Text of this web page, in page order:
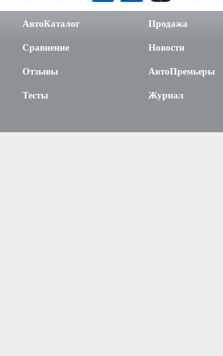
АвтоКаталог
Сравнение
Отзывы
Тесты
Продажа
Новости
АвтоПремьеры
Журнал